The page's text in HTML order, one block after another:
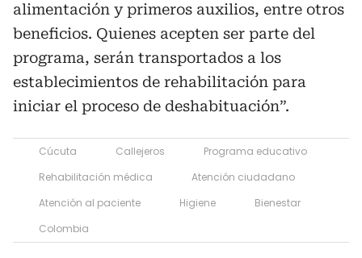
alimentación y primeros auxilios, entre otros
beneficios. Quienes acepten ser parte del
programa, serán transportados a los
establecimientos de rehabilitación para
iniciar el proceso de deshabituación”.
Cúcuta Callejeros
Programa educativo
Rehabilitación médica
Atención ciudadano
Atención al paciente
Higiene
Bienestar
Colombia